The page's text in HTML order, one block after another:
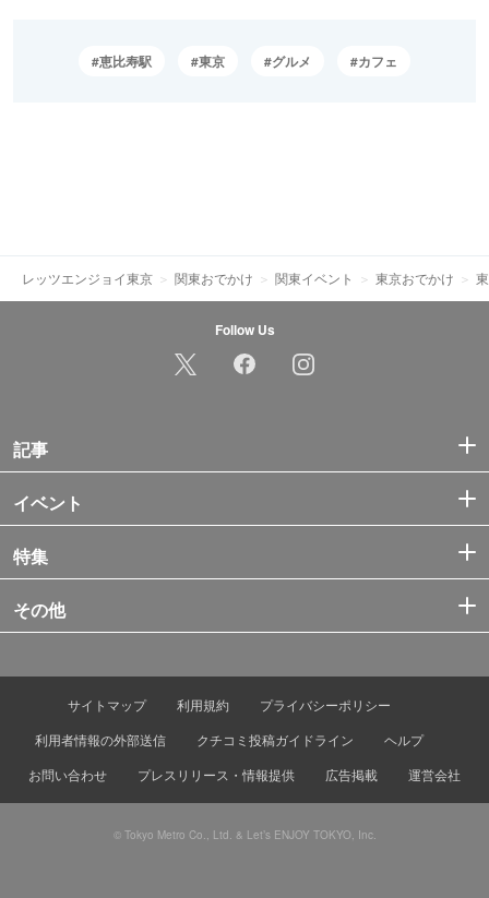
恵比寿駅 東京 グルメ カフェ
レッツエンジョイ東京 関東おでかけ 関東イベント 東京おでかけ
Follow Us
記事
イベント
特集
その他
サイトマップ 利用規約
プライバシーポリシー
利用者情報の外部送信
クチコミ投稿ガイドライン
ヘルプ
お問い合わせ
プレスリリース・情報提供 広告掲載 運営会社
© Tokyo Metro Co., Ltd. & Let’s ENJOY TOKYO, Inc.